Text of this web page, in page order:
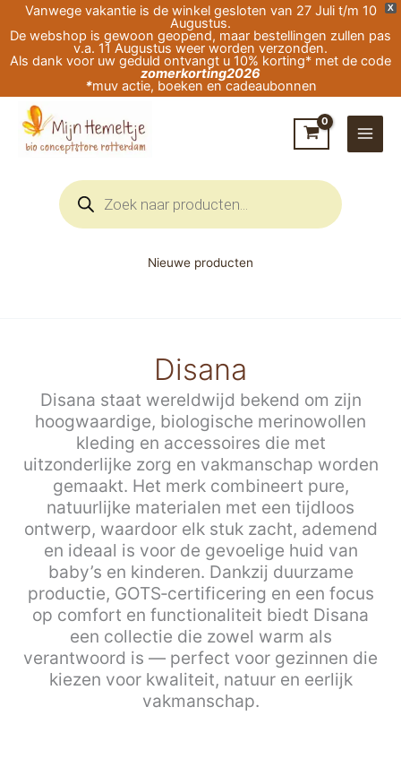
X
Vanwege vakantie is de winkel gesloten van 27 Juli t/m 10
Augustus.
De webshop is gewoon geopend, maar bestellingen zullen pas
v.a. 11 Augustus weer worden verzonden.
Als dank voor uw geduld ontvangt u 10% korting* met de code
zomerkorting2026
*muv actie, boeken en cadeaubonnen
naar
de
Producten
zoeken
Nieuwe producten
Disana
Disana staat wereldwijd bekend om zijn
hoogwaardige, biologische merinowollen
kleding en accessoires die met
uitzonderlijke zorg en vakmanschap worden
gemaakt. Het merk combineert pure,
natuurlijke materialen met een tijdloos
ontwerp, waardoor elk stuk zacht, ademend
en ideaal is voor de gevoelige huid van
baby’s en kinderen. Dankzij duurzame
productie, GOTS‑certificering en een focus
op comfort en functionaliteit biedt Disana
een collectie die zowel warm als
verantwoord is — perfect voor gezinnen die
kiezen voor kwaliteit, natuur en eerlijk
vakmanschap.